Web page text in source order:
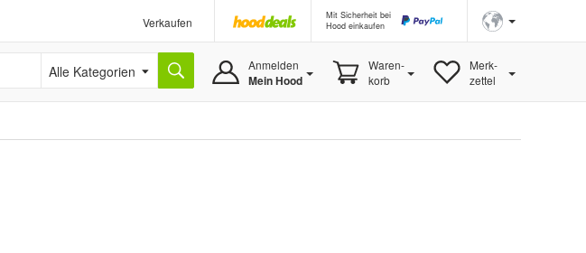
Verkaufen
Mit Sicherheit bei
Hood einkaufen
Alle Kategorien Anmelden
Mein Hood
Waren-
korb
Merk-
zettel